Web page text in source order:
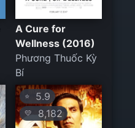
A Cure for
Wellness (2016)
Phương Thuốc Kỳ
Bí
⭐ 5.9
💛8,182